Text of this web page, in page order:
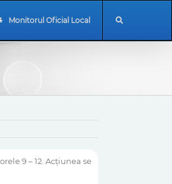
Monitorul Oficial Local
9 – 12. Acțiunea se